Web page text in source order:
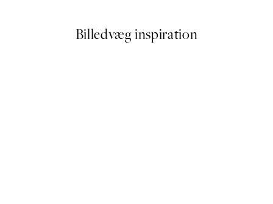
Billedvæg inspiration